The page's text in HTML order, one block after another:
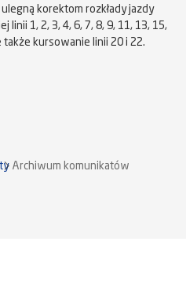
korektom rozkłady jazdy
linii 1, 2, 3, 4, 6, 7, 8, 9, 11, 13, 15,
kursowanie linii 20 i 22.
Archiwum komunikatów